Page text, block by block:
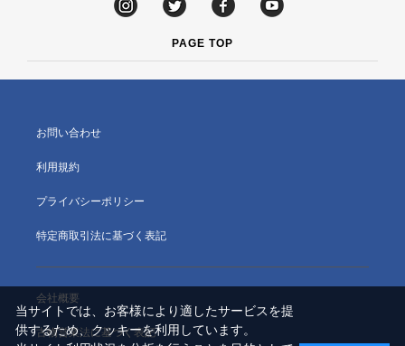
PAGE TOP
お問い合わせ
利用規約
プライバシーポリシー
特定商取引法に基づく表記
会社概要
古物営業法に基づく表記
当サイトでは、お客様により適したサービスを提
供するため、クッキーを利用しています。